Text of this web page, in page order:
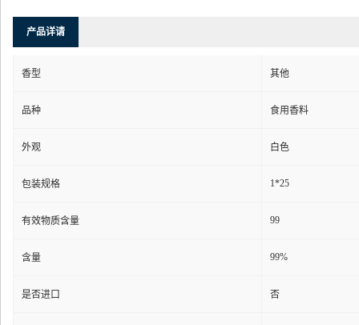
产品详请
香型 其他
品种 食用香料
外观 白色
包装规格 1*25
有效物质含量 99
含量 99%
是否进口 否